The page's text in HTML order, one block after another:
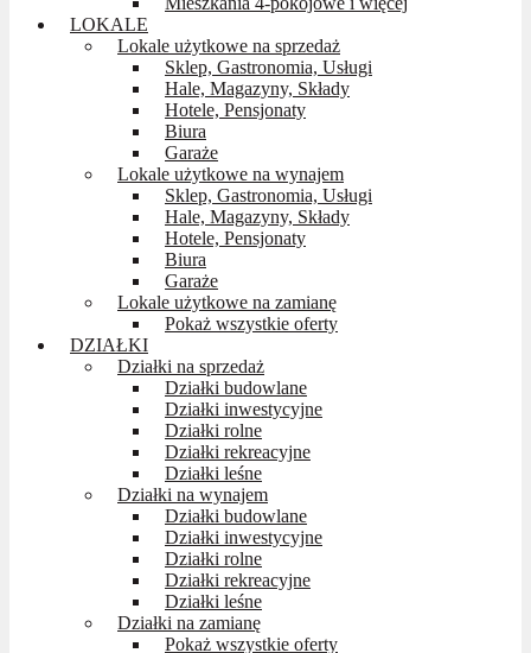
LOKALE
Lokale użytkowe na sprzedaż
Sklep, Gastronomia, Usługi
Hale, Magazyny, Składy
Hotele, Pensjonaty
Biura
Garaże
Lokale użytkowe na wynajem
Sklep, Gastronomia, Usługi
Hale, Magazyny, Składy
Hotele, Pensjonaty
Biura
Garaże
Lokale użytkowe na zamianę
Pokaż wszystkie oferty
DZIAŁKI
Działki na sprzedaż
Działki budowlane
Działki inwestycyjne
Działki rolne
Działki rekreacyjne
Działki leśne
Działki na wynajem
Działki budowlane
Działki inwestycyjne
Działki rolne
Działki rekreacyjne
Działki leśne
Działki na zamianę
Pokaż wszystkie oferty